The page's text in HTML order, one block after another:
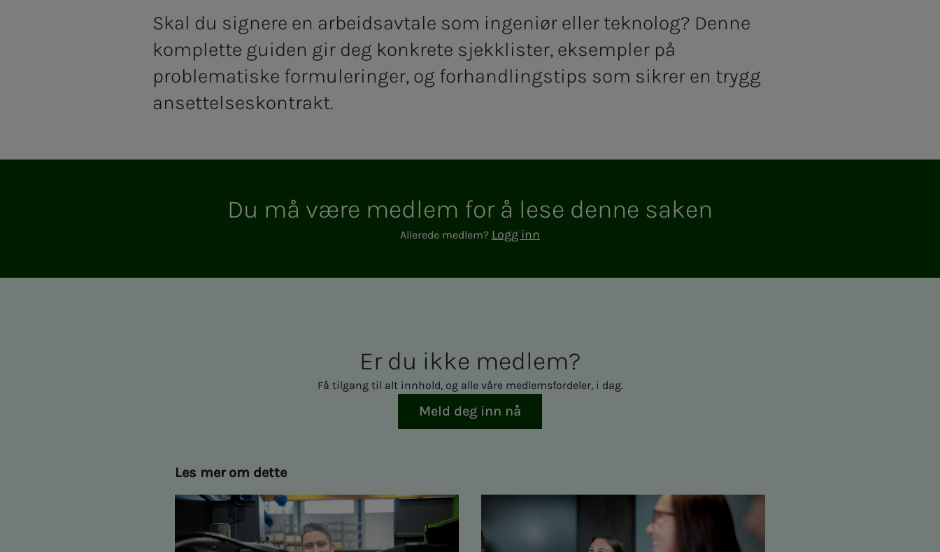
Skal du signere en arbeidsavtale som ingeniør eller teknolog? Denne
komplette guiden gir deg konkrete sjekklister, eksempler på
problematiske formuleringer, og forhandlingstips som sikrer en trygg
ansettelseskontrakt.
Du må være med­­­­­lem for å lese den­­­ne sa­­­ken
Allerede medlem? Logg inn
Er du ikke med­­­­­lem?
Få tilgang til alt innhold, og alle våre medlemsfordeler, i dag.
Meld deg inn nå
Les mer om dette